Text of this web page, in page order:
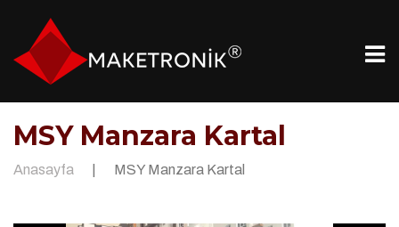
MSY Manzara Kartal
Anasayfa MSY Manzara Kartal